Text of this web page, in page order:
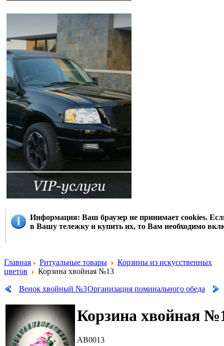
Информация: Ваш браузер не принимает cookies.
в Вашу тележку и купить их, то Вам необходимо
Главная Ритуальные товары
Корзины из искусственных
цветов
Корзина хвойная №13
Венок хвойный №3Организация поминального обеда
Корзина хвойная
AB0013